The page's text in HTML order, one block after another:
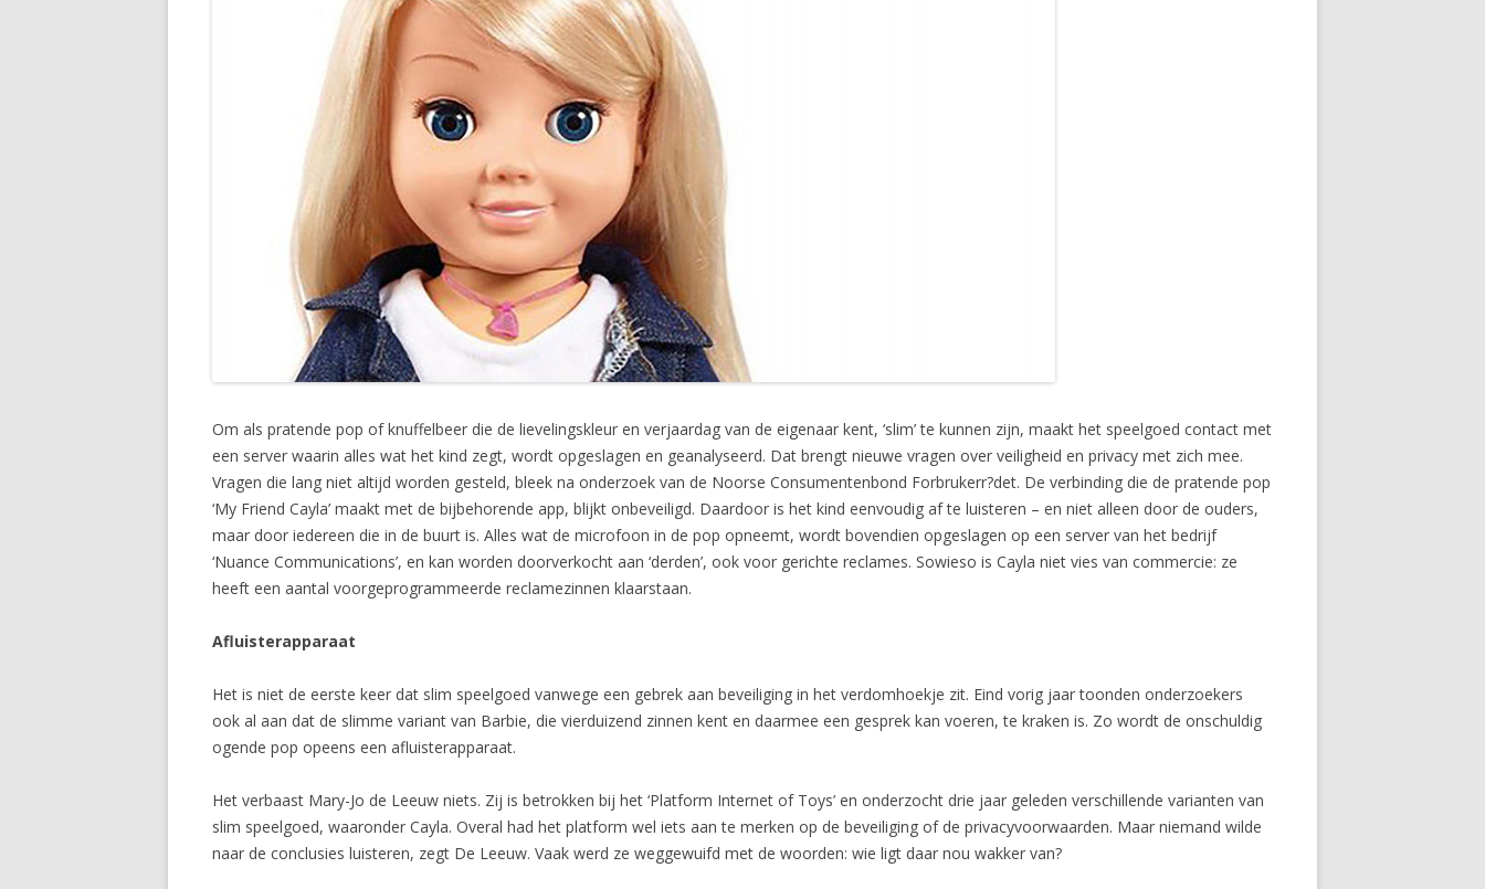
Om als pratende pop of knuffelbeer die de lievelingskleur en verjaardag van de eigenaar kent, ‘slim’ te kunnen zijn, maakt het speelgoed contact met
een server waarin alles wat het kind zegt, wordt opgeslagen en geanalyseerd. Dat brengt nieuwe vragen over veiligheid en privacy met zich mee.
Vragen die lang niet altijd worden gesteld, bleek na onderzoek van de Noorse Consumentenbond Forbrukerr?det. De verbinding die de pratende pop
‘My Friend Cayla’ maakt met de bijbehorende app, blijkt onbeveiligd. Daardoor is het kind eenvoudig af te luisteren – en niet alleen door de ouders,
maar door iedereen die in de buurt is. Alles wat de microfoon in de pop opneemt, wordt bovendien opgeslagen op een server van het bedrijf
‘Nuance Communications’, en kan worden doorverkocht aan ‘derden’, ook voor gerichte reclames. Sowieso is Cayla niet vies van commercie: ze
heeft een aantal voorgeprogrammeerde reclamezinnen klaarstaan.
Afluisterapparaat
Het is niet de eerste keer dat slim speelgoed vanwege een gebrek aan beveiliging in het verdomhoekje zit. Eind vorig jaar toonden onderzoekers
ook al aan dat de slimme variant van Barbie, die vierduizend zinnen kent en daarmee een gesprek kan voeren, te kraken is. Zo wordt de onschuldig
ogende pop opeens een afluisterapparaat.
Het verbaast Mary-Jo de Leeuw niets. Zij is betrokken bij het ‘Platform Internet of Toys’ en onderzocht drie jaar geleden verschillende varianten van
slim speelgoed, waaronder Cayla. Overal had het platform wel iets aan te merken op de beveiliging of de privacyvoorwaarden. Maar niemand wilde
naar de conclusies luisteren, zegt De Leeuw. Vaak werd ze weggewuifd met de woorden: wie ligt daar nou wakker van?